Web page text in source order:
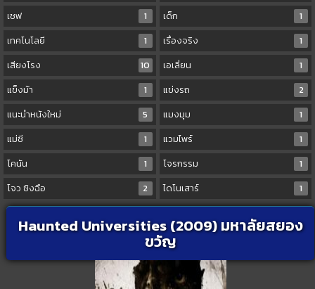
เชฟ
1 เด็ก
1
เทคโนโลยี
1 เรื่องจริง
1
เสียงโรง
10 เอเลี่ยน
1
แข็งม้า
1 แข่งรถ
2
แนะนำหนังใหม่
5 แมงมุม
1
แม่ชี
1 แวมไพร์
1
โคนัน
1 โจรกรรม
1
โจว ซิงฉือ
2 ไดโนเสาร์ 1
Haunted Universities (2009) มหาลัยสยอง
ขวัญ